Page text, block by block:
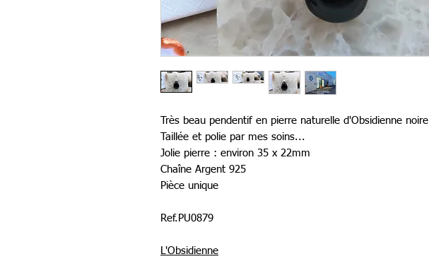
Très beau pendentif en pierre naturelle d'Obsidienne noire
Taillée et polie par mes soins...
Jolie pierre : environ 35 x 22mm
Chaîne Argent 925
Pièce unique
Ref.PU0879
L'Obsidienne